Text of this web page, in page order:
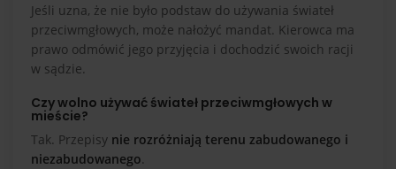
Jeśli uzna, że nie było podstaw do używania świateł
przeciwmgłowych, może nałożyć mandat. Kierowca ma
prawo odmówić jego przyjęcia i dochodzić swoich racji
w sądzie.
Czy wolno używać świateł przeciwmgłowych w
mieście?
Tak. Przepisy nie rozróżniają terenu zabudowanego i
niezabudowanego.